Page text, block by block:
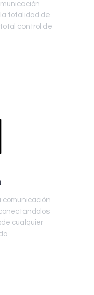
totalidad de
total control de
comunicación
cualquier